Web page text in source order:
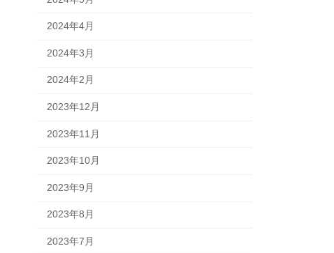
2024年4月
2024年3月
2024年2月
2023年12月
2023年11月
2023年10月
2023年9月
2023年8月
2023年7月